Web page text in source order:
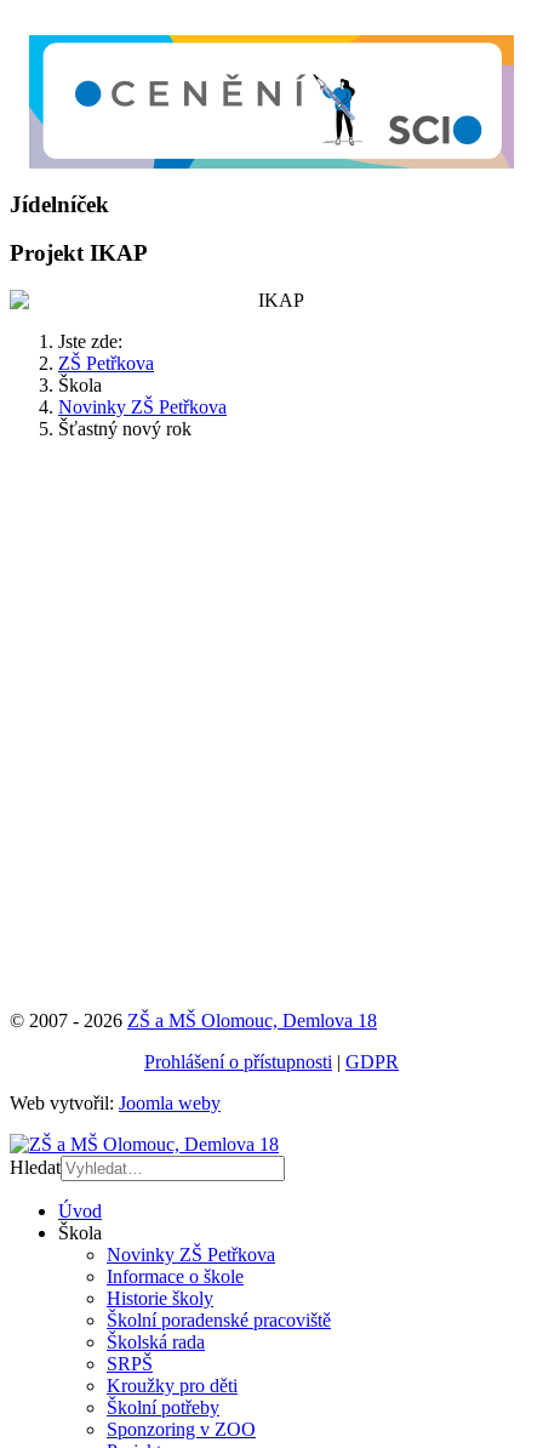
Jídelníček
Projekt IKAP
Jste zde:
ZŠ Petřkova
Škola
Novinky ZŠ Petřkova
Šťastný nový rok
© 2007 - 2026 ZŠ a MŠ Olomouc, Demlova 18
Prohlášení o přístupnosti | GDPR
Web vytvořil: Joomla weby
Hledat
Úvod
Škola
Novinky ZŠ Petřkova
Informace o škole
Historie školy
Školní poradenské pracoviště
Školská rada
SRPŠ
Kroužky pro děti
Školní potřeby
Sponzoring v ZOO